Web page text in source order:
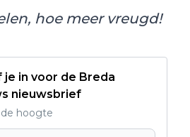
hoe meer vreugd!
je in voor de Breda
nieuwsbrief
hoogte